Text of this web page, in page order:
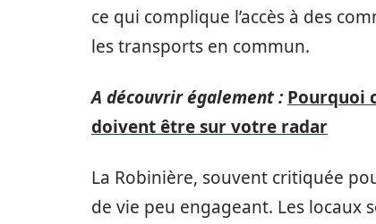
ce qui complique l’accès à des
les transports en commun.
A découvrir également : Pourquoi
doivent être sur votre radar
La Robinière, souvent critiquée
de vie peu engageant. Les